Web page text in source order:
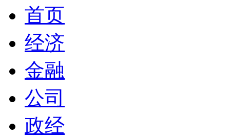
首页
经济
金融
公司
政经